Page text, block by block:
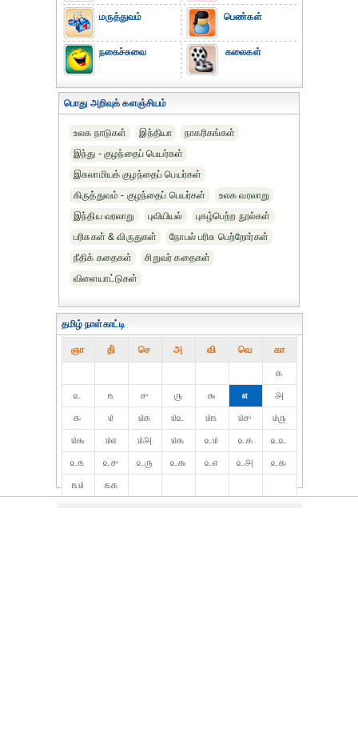
மருத்துவம்
நகைச்சுவை
பெண்கள்
கலைகள்
பொது அறிவுக் களஞ்சியம்
உலக நாடுகள் இந்தியா
நாகரிகங்கள்
இந்து - குழந்தைப் பெயர்கள்
இசுலாமியக் குழந்தைப் பெயர்கள்
கிருத்துவம் - குழந்தைப் பெயர்கள்
உலக வரலாறு
இந்திய வரலாறு
புவியியல்
புகழ்பெற்ற நூல்கள்
பரிசுகள் & விருதுகள்
நோபல் பரிசு‎ பெற்றோர்‎கள்
நீதிக் கதைகள்
சிறுவர் கதைகள்
விளையாட்டுகள்
தமிழ் நாள்காட்டி
ஞா தி் செ அ வி வெ கா
௧
௨
௩ ௪ ௫ ௬ ௭
௮
௯
௰ ௰௧ ௰௨ ௰௩ ௰௪
௰௫
௰௬
௰௭ ௰௮ ௰௯ ௨௰ ௨௧
௨௨
௨௩
௨௪ ௨௫ ௨௬ ௨௭ ௨௮
௨௯
௩௰
௩௧